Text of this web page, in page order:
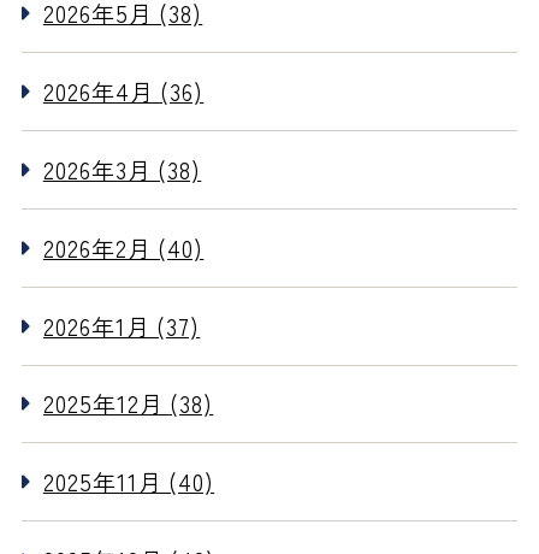
2026年5月 (38)
2026年4月 (36)
2026年3月 (38)
2026年2月 (40)
2026年1月 (37)
2025年12月 (38)
2025年11月 (40)